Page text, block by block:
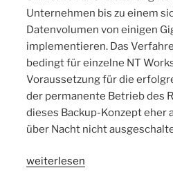
Unternehmen bis zu einem
Datenvolumen von einigen
implementieren. Das
bedingt für einzelne NT
Voraussetzung für die
der permanente Betrieb des
dieses Backup-Konzept eher
über Nacht nicht
„Backup
weiterlesen